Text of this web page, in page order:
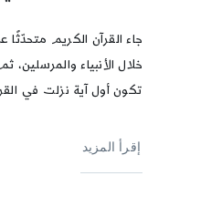
جاء القرآن الكريم
خلال الأنبياء
تكون أول آية نزلت في
إقرأ المزيد